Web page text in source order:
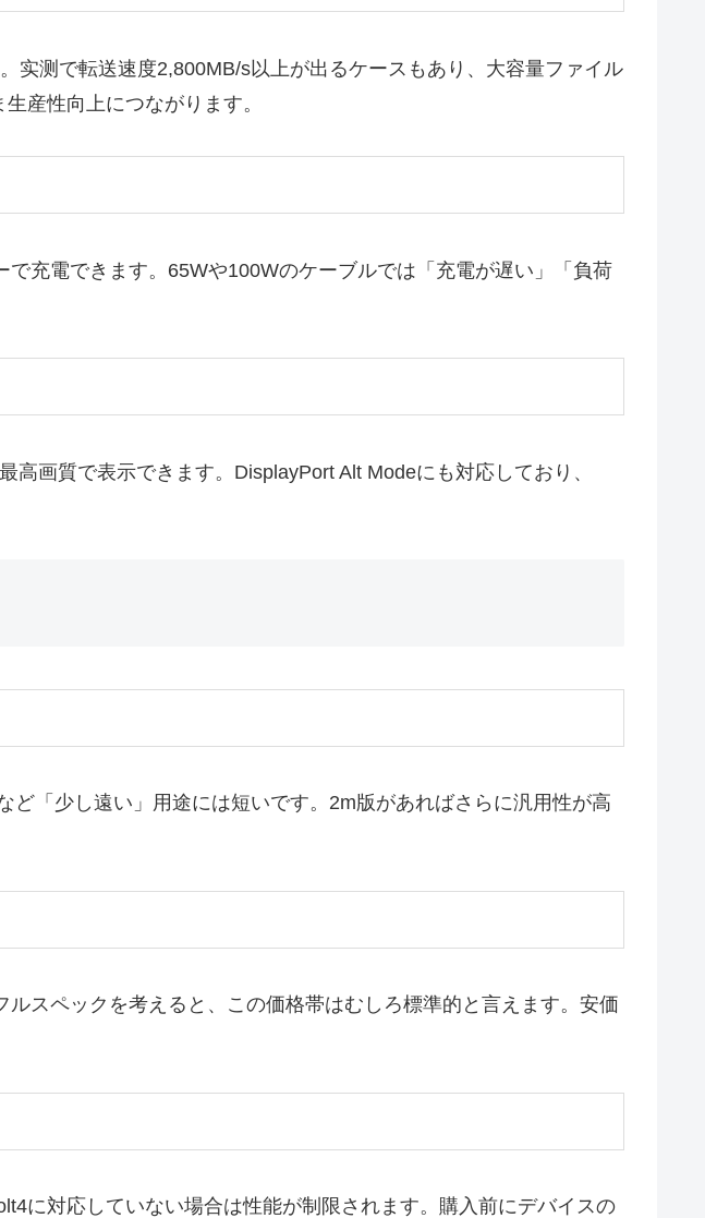
实测で転送速度2,800MB/s以上が出るケースもあり、大容量ファイル
産性向上につながります。
充電できます。65Wや100Wのケーブルでは「充電が遅い」「負荷
画質で表示できます。DisplayPort Alt Modeにも対応しており、
「少し遠い」用途には短いです。2m版があればさらに汎用性が高
スペックを考えると、この価格帯はむしろ標準的と言えます。安価
に対応していない場合は性能が制限されます。購入前にデバイスの